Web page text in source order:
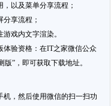
以及菜单分享流程；
享流程；
戏内文字渲染。
验资格： 在IT之家微信公众
”，即可获取下载地址。
，然后使用微信的扫一扫功